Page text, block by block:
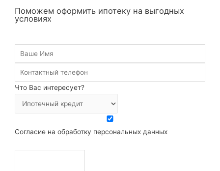
Поможем оформить ипотеку на выгодных
условиях
Что Вас интересует?
Согласие на обработку персональных данных